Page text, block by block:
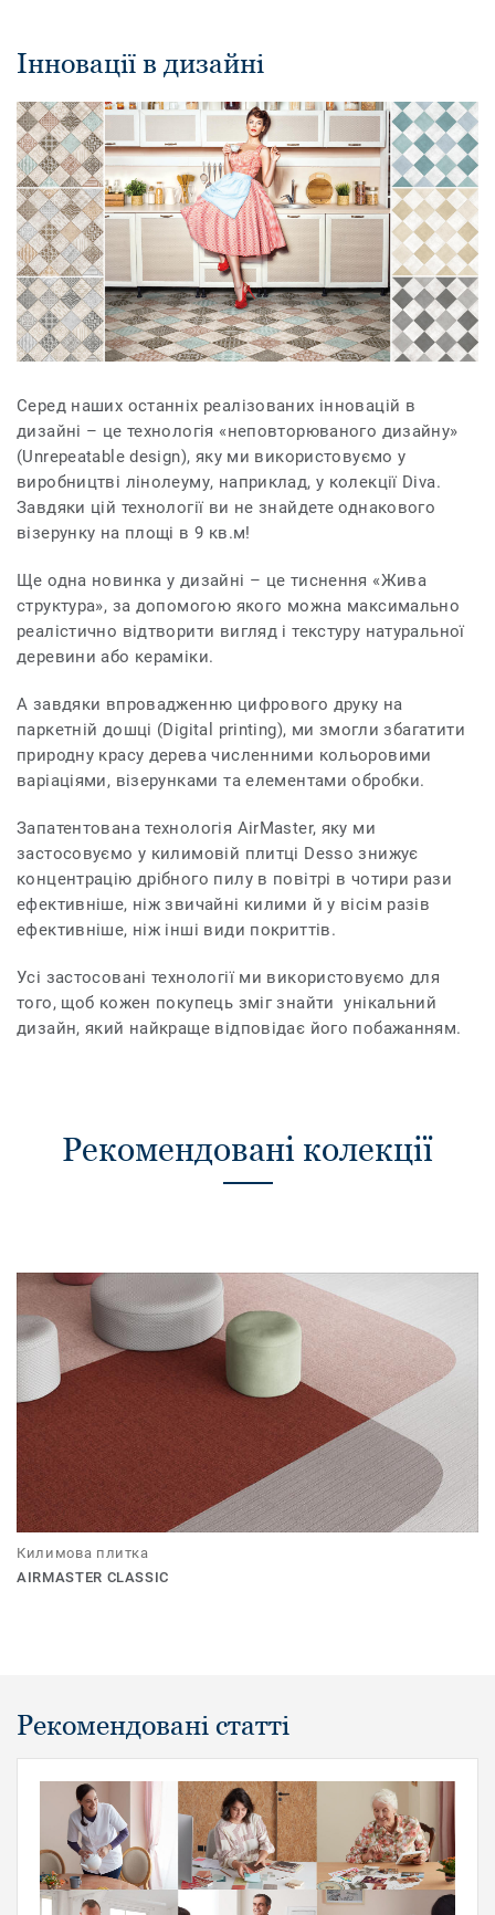
Інновації в дизайні
Серед наших останніх реалізованих інновацій в
дизайні – це технологія «неповторюваного дизайну»
(Unrepeatable design), яку ми використовуємо у
виробництві лінолеуму, наприклад, у колекції Diva.
Завдяки цій технології ви не знайдете однакового
візерунку на площі в 9 кв.м!
Ще одна новинка у дизайні – це тиснення «Жива
структура», за допомогою якого можна максимально
реалістично відтворити вигляд і текстуру натуральної
деревини або кераміки.
А завдяки впровадженню цифрового друку на
паркетній дошці (Digital printing), ми змогли збагатити
природну красу дерева численними кольоровими
варіаціями, візерунками та елементами обробки.
Запатентована технологія AirMaster, яку ми
застосовуємо у килимовій плитці Desso знижує
концентрацію дрібного пилу в повітрі в чотири рази
ефективніше, ніж звичайні килими й у вісім разів
ефективніше, ніж інші види покриттів.
Усі застосовані технології ми використовуємо для
того, щоб кожен покупець зміг знайти унікальний
дизайн, який найкраще відповідає його побажанням.
Рекомендовані колекції
Килимова плитка
AIRMASTER CLASSIC
Рекомендовані статті